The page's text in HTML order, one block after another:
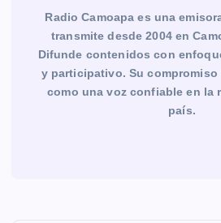
Radio Camoapa es una
transmite desde 2004 en
Difunde contenidos con
y participativo. Su
como una voz confiable en la
país.